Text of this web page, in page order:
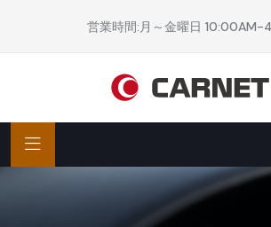
営業時間:月～金曜日 10:00AM-